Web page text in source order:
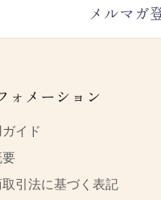
メルマガ
ォメーション
イド
引法に基づく表記